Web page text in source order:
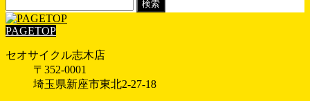
索:
PAGETOP
セオサイクル志木店
〒352-0001
埼玉県新座市東北2-27-18